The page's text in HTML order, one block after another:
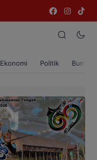
Ekonomi Politik Bumi